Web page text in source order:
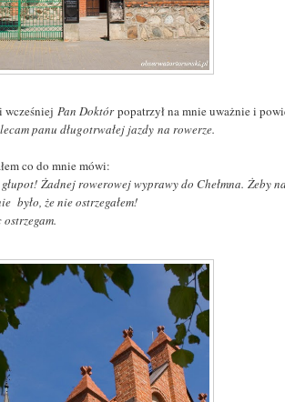
wcześniejPan Doktórpopatrzył na mnie uważnie i
panu długotrwałej jazdy na rowerze.
co do mnie mówi:
Żadnej rowerowej wyprawy do Chełmna. Żeby na
było, że nie ostrzegałem!